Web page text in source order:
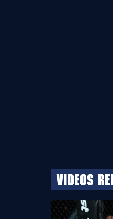
Videos